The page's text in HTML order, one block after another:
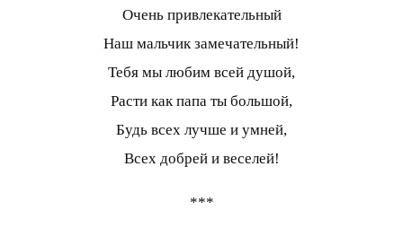
Очень привлекательный
Наш мальчик замечательный!
Тебя мы любим всей душой,
Расти как папа ты большой,
Будь всех лучше и умней,
Всех добрей и веселей!
***